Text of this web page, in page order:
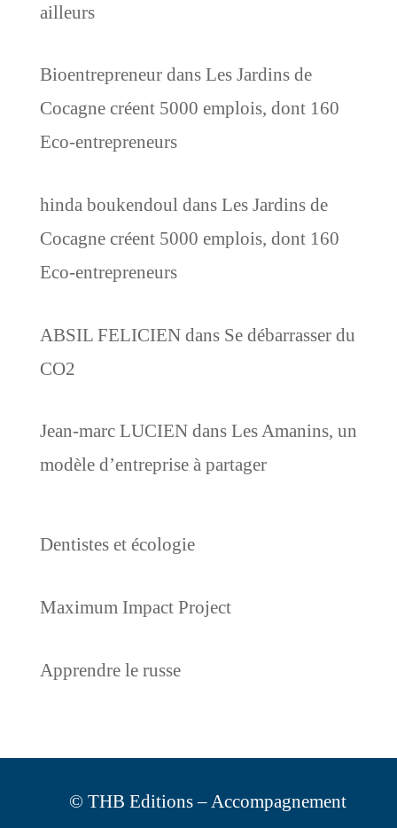
ailleurs
Bioentrepreneurdans Les Jardins de
Cocagne créent 5000 emplois, dont 160
Eco-entrepreneurs
hinda boukendouldans Les Jardins de
Cocagne créent 5000 emplois, dont 160
Eco-entrepreneurs
ABSIL FELICIENdans Se débarrasser du
CO2
Jean-marc LUCIENdans Les Amanins, un
modèle d’entreprise à partager
Dentistes et écologie
Maximum Impact Project
Apprendre le russe
© THB Editions – Accompagnement